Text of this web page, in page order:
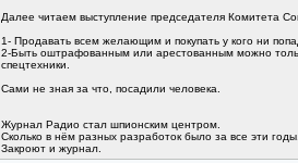
Далее читаем выступление председателя Комитета
1- Продавать всем желающим и покупать у кого ни
2-Быть оштрафованным или арестованным можно
спецтехники.
Сами не зная за что, посадили человека.
Журнал Радио стал шпионским центром.
Сколько в нём разных разработок было за все эти
Закроют и журнал.